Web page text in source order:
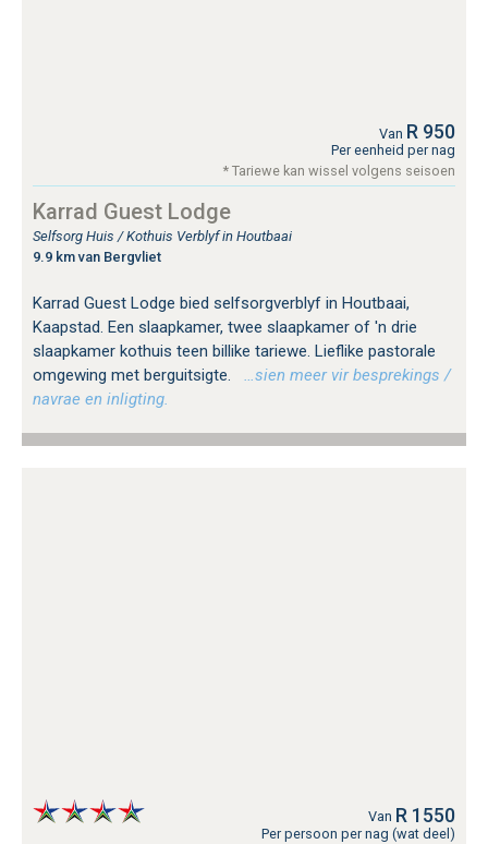
Van R 950
Per eenheid per nag
* Tariewe kan wissel volgens seisoen
Karrad Guest Lodge
Selfsorg Huis / Kothuis Verblyf in Houtbaai
9.9 km van Bergvliet
Karrad Guest Lodge bied selfsorgverblyf in Houtbaai,
Kaapstad. Een slaapkamer, twee slaapkamer of 'n drie
slaapkamer kothuis teen billike tariewe. Lieflike pastorale
omgewing met berguitsigte.
…sien meer vir besprekings /
navrae en inligting.
Van R 1550
Per persoon per nag (wat deel)